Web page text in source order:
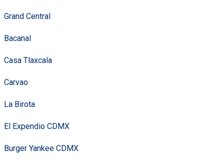
Grand Central
Bacanal
Casa Tlaxcala
Carvao
La Birota
El Expendio CDMX
Burger Yankee CDMX